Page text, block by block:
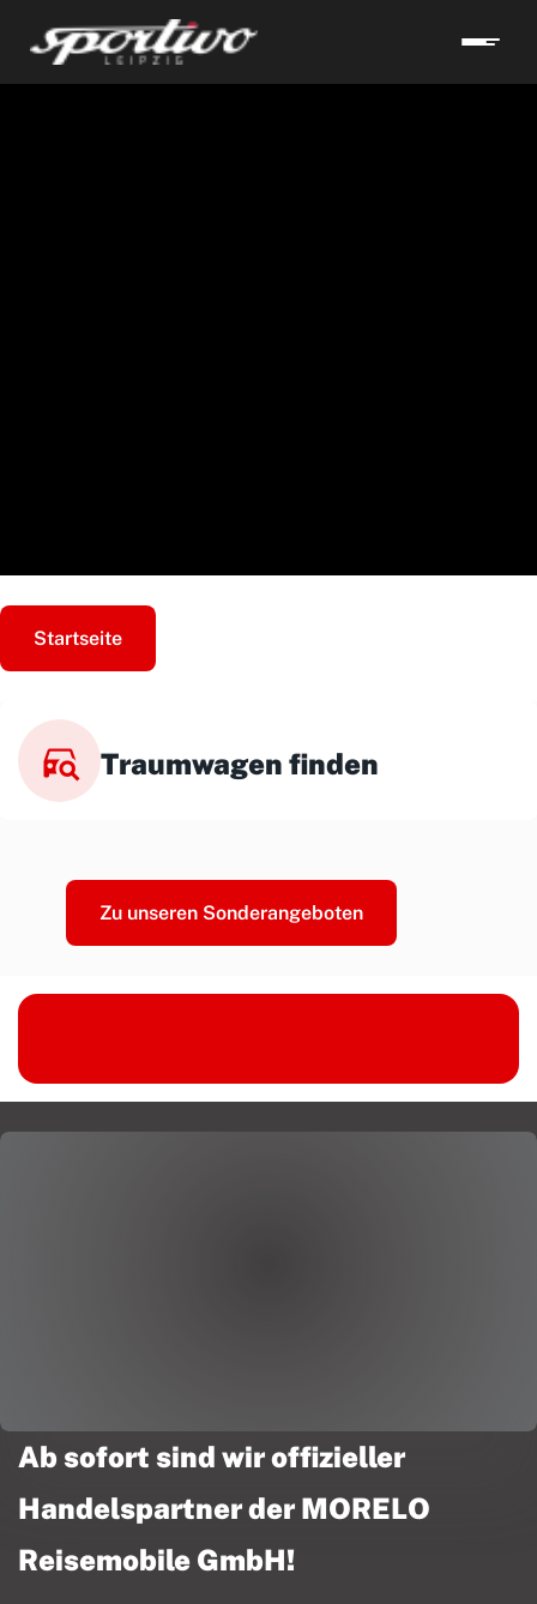
Startseite
Traumwagen finden
Zu unseren Sonderangeboten
Ab sofort sind wir offizieller
Handelspartner der MORELO
Reisemobile GmbH!